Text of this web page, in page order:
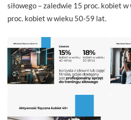
siłowego – zaledwie 15 proc. kobiet
proc. kobiet w wieku 50-59 lat.